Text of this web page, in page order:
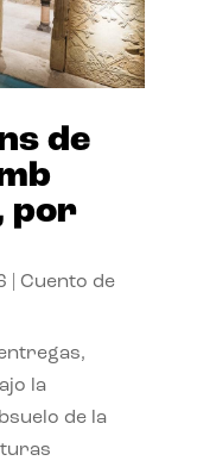
de
por
Cuento de
la
de la